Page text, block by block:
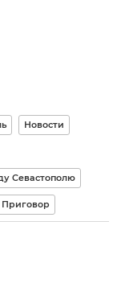
Новости
Севастополю
Приговор